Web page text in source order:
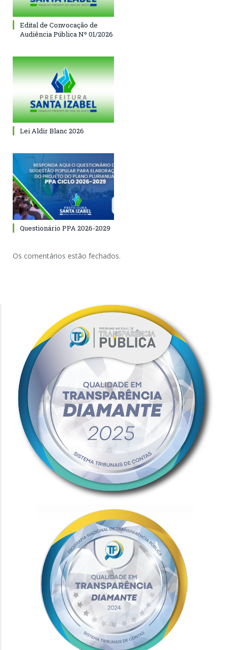
Edital de Convocação de
Audiência Pública Nº 01/2026
Lei Aldir Blanc 2026
Questionário PPA 2026-2029
Os comentários estão fechados.